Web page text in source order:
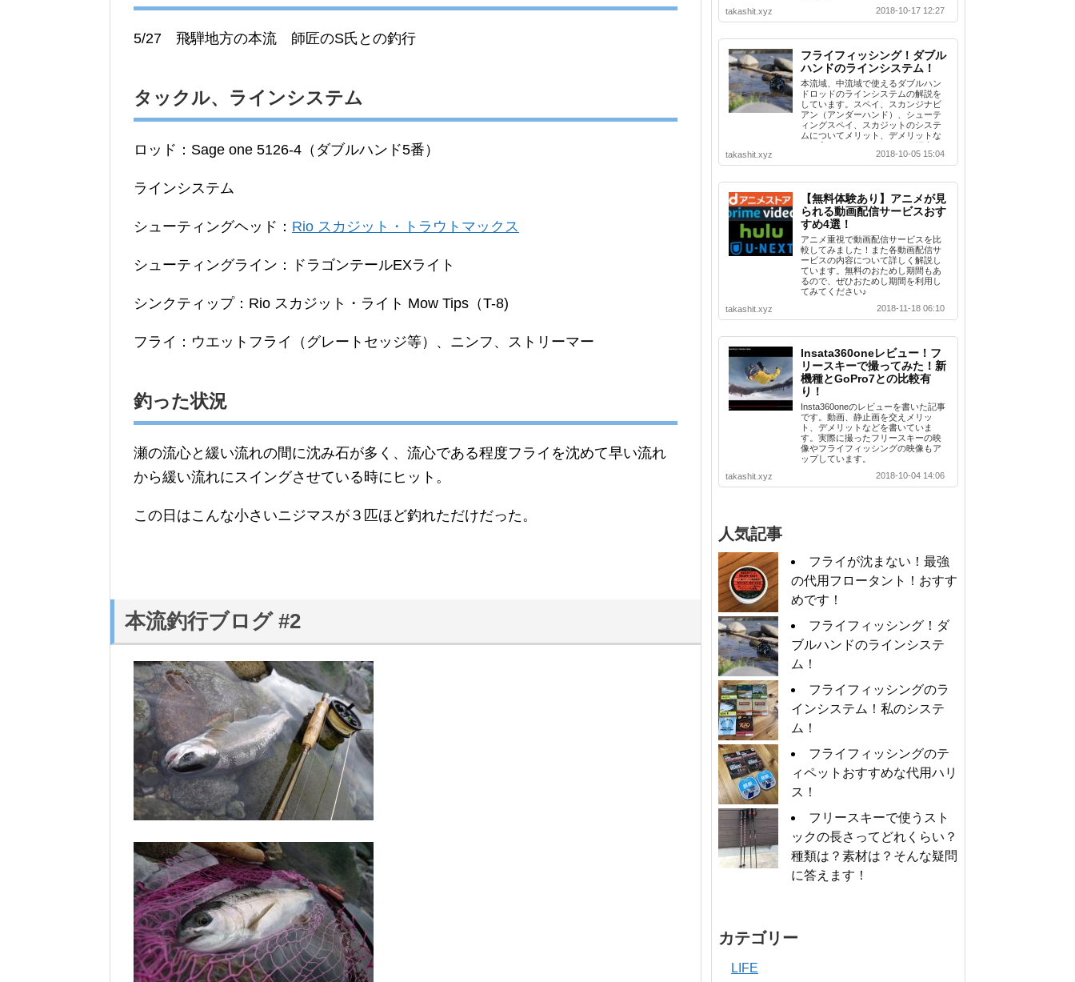
5/27 飛騨地方の本流 師匠のS氏との釣行
タックル、ラインシステム
ロッド：Sage one 5126-4（ダブルハンド5番）
ラインシステム
シューティングヘッド： Rio スカジット・トラウトマックス
シューティングライン：ドラゴンテールEXライト
シンクティップ：Rio スカジット・ライト Mow Tips（T-8)
フライ：ウエットフライ（グレートセッジ等）、ニンフ、ストリーマー
釣った状況
瀬の流心と緩い流れの間に沈み石が多く、流心である程度フライを沈めて早い流れ
から緩い流れにスイングさせている時にヒット。
この日はこんな小さいニジマスが３匹ほど釣れただけだった。
本流釣行ブログ #2
takashit.xyz
2018-10-17 12:27
フライフィッシング！ダブル
ハンドのラインシステム！
本流域、中流域で使えるダブルハン
ドロッドのラインシステムの解説を
しています。スペイ、スカンジナビ
アン（アンダーハンド）、シューテ
ィングスペイ、スカジットのシステ
ムについてメリット、デメリットな
takashit.xyz
2018-10-05 15:04
【無料体験あり】アニメが見
られる動画配信サービスおす
すめ4選！
アニメ重視で動画配信サービスを比
較してみました！また各動画配信サ
ービスの内容について詳しく解説し
ています。無料のおためし期間もあ
るので、ぜひおためし期間を利用し
てみてください♪
takashit.xyz
2018-11-18 06:10
Insata360oneレビュー！フ
リースキーで撮ってみた！新
機種とGoPro7との比較有
り！
Insta360oneのレビューを書いた記事
です。動画、静止画を交えメリッ
ト、デメリットなどを書いていま
す。実際に撮ったフリースキーの映
像やフライフィッシングの映像もア
ップしています。
takashit.xyz
2018-10-04 14:06
人気記事
フライが沈まない！最強
の代用フロータント！おすす
めです！
フライフィッシング！ダ
ブルハンドのラインシステ
ム！
フライフィッシングのラ
インシステム！私のシステ
ム！
フライフィッシングのテ
ィペットおすすめな代用ハリ
ス！
フリースキーで使うスト
ックの長さってどれくらい？
種類は？素材は？そんな疑問
に答えます！
カテゴリー
LIFE